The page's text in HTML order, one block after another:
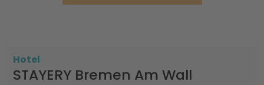
Hotel
STAYERY Bremen Am Wall